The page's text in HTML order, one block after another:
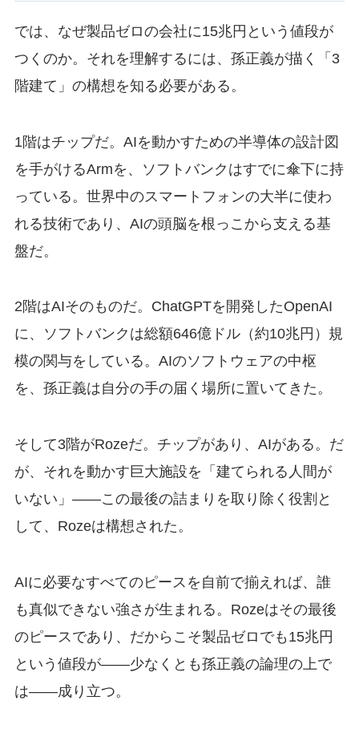
では、なぜ製品ゼロの会社に15兆円という値段が
つくのか。それを理解するには、孫正義が描く「3
階建て」の構想を知る必要がある。
1階はチップだ。AIを動かすための半導体の設計図
を手がけるArmを、ソフトバンクはすでに傘下に持
っている。世界中のスマートフォンの大半に使わ
れる技術であり、AIの頭脳を根っこから支える基
盤だ。
2階はAIそのものだ。ChatGPTを開発したOpenAI
に、ソフトバンクは総額646億ドル（約10兆円）規
模の関与をしている。AIのソフトウェアの中枢
を、孫正義は自分の手の届く場所に置いてきた。
そして3階がRozeだ。チップがあり、AIがある。だ
が、それを動かす巨大施設を「建てられる人間が
いない」——この最後の詰まりを取り除く役割と
して、Rozeは構想された。
AIに必要なすべてのピースを自前で揃えれば、誰
も真似できない強さが生まれる。Rozeはその最後
のピースであり、だからこそ製品ゼロでも15兆円
という値段が——少なくとも孫正義の論理の上で
は——成り立つ。